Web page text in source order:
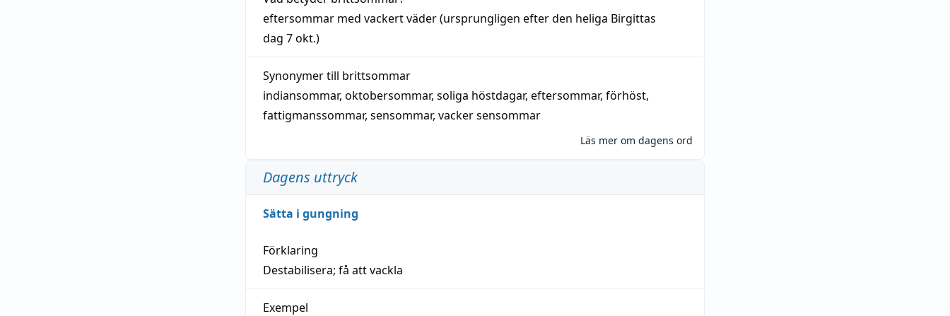
eftersommar med vackertväder(ursprungligen efter den heliga Birgittas
dag 7 okt.)
Synonymer till brittsommar
indiansommar, oktobersommar, soliga höstdagar, eftersommar, förhöst,
fattigmanssommar, sensommar, vacker sensommar
Läs mer om dagens ord
Dagens uttryck
Sätta i gungning
Förklaring
Destabilisera; få att vackla
Exempel